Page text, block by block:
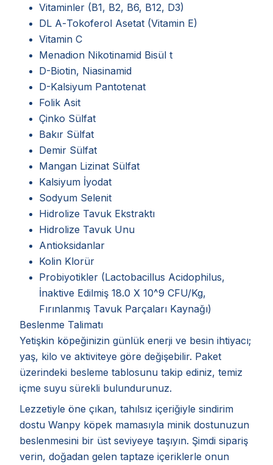
Vitaminler (B1, B2, B6, B12, D3)
DL Α-Tokoferol Asetat (Vitamin E)
Vitamin C
Menadion Nikotinamid Bisül t
D-Biotin, Niasinamid
D-Kalsiyum Pantotenat
Folik Asit
Çinko Sülfat
Bakır Sülfat
Demir Sülfat
Mangan Lizinat Sülfat
Kalsiyum İyodat
Sodyum Selenit
Hidrolize Tavuk Ekstraktı
Hidrolize Tavuk Unu
Antioksidanlar
Kolin Klorür
Probiyotikler (Lactobacillus Acidophilus,
İnaktive Edilmiş 18.0 X 10^9 CFU/Kg,
Fırınlanmış Tavuk Parçaları Kaynağı)
Beslenme Talimatı
Yetişkin köpeğinizin günlük enerji ve besin ihtiyacı;
yaş, kilo ve aktiviteye göre değişebilir. Paket
üzerindeki besleme tablosunu takip ediniz, temiz
içme suyu sürekli bulundurunuz.
Lezzetiyle öne çıkan, tahılsız içeriğiyle sindirim
dostu Wanpy köpek mamasıyla minik dostunuzun
beslenmesini bir üst seviyeye taşıyın. Şimdi sipariş
verin, doğadan gelen taptaze içeriklerle onun